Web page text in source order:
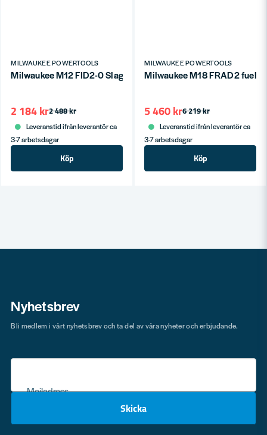
MILWAUKEE POWERTOOLS
Milwaukee M12 FID2-0 Slagskruvdragare 12V (utan batterier)
2 488 kr
2 184 kr
Leveranstid ifrån leverantör ca
3-7 arbetsdagar
Köp
MILWAUKEE POWERTOOLS
Milwaukee M18 FRAD2 fuel
6 219 kr
5 460 kr
Leveranstid ifrån leverantör ca
3-7 arbetsdagar
Köp
Nyhetsbrev
Mejladress
Skicka
Bli medlem i vårt nyhetsbrev och ta del av våra nyheter och erbjudande.